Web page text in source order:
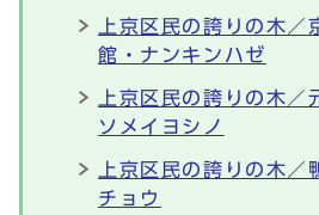
上京区民の誇りの木／
館・ナンキンハゼ
上京区民の誇りの木／
ソメイヨシノ
上京区民の誇りの木／
チョウ